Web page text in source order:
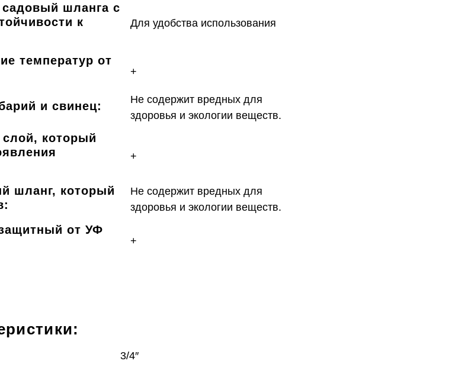
шланга с
к
Для удобства использования
температур от
+
и свинец:
Не содержит вредных для
здоровья и экологии веществ.
который
+
шланг, который
Не содержит вредных для
здоровья и экологии веществ.
от УФ
+
3/4″